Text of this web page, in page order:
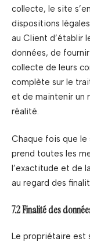
collecte, le site
dispositions
au Client d’établir
données, de
collecte de leurs
complète sur le
et de maintenir un
réalité.
Chaque fois que le
prend toutes les
l’exactitude et de
au regard des
7.2 Finalité des
Le propriétaire est